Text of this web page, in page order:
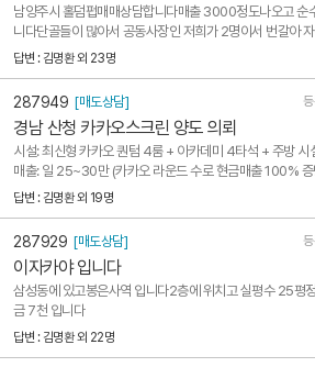
남양주시 홀덤펍매매상담합니다매출 3000정도나오고
니다단골들이 많아서 공동사장인 저희가 2명이서 번갈아
4000 권리5500총9500입니다 절충가능
답변 : 김명환 외 23명
287949 [매도상담]
경남 산청 카카오스크린 양도 의뢰
시설: 최신형 카카오 퀀텀 4룸 + 아카데미 4타석 + 주방
매출: 일 25~30만 (카카오 라운드 수로 현금매출 100% 증
등 건강 악화로 인한 급매 ​희망 권리금: 2.5억 ​요청 사항: 선수금/유료광고 없이 진행 원함. 단
답변 : 김명환 외 19명
287929 [매도상담]
이자카야 입니다
삼성동에 있고봉은사역 입니다2층에 위치고 실평수 25
금 7천 입니다
답변 : 김명환 외 22명